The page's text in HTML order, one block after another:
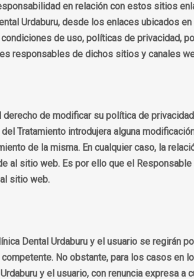
en relación con estos sitios
Urdaburu, desde los enlaces ubicados
de uso, políticas de privacidad,
responsables de dichos sitios y canales
derecho de modificar su política de
Tratamiento introdujera alguna
de la misma. En cualquier caso, la
al sitio web. Es por ello que el
sitio web.
Dental Urdaburu y el usuario se regirán
No obstante, para los casos en
y el usuario, con renuncia expresa